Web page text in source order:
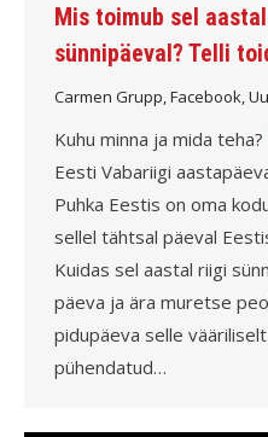
Mis toimub sel
sünnipäeval? Telli
Carmen Grupp Facebook
Kuhu minna ja mida teha?
Eesti Vabariigi
Puhka Eestis on oma
sellel tähtsal päeval
Kuidas sel aastal riigi
päeva ja ära muretse
pidupäeva selle
pühendatud…